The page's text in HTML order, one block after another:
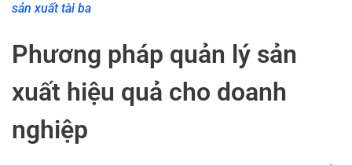
sản xuất tài ba
Phương pháp quản lý sản
xuất hiệu quả cho doanh
nghiệp